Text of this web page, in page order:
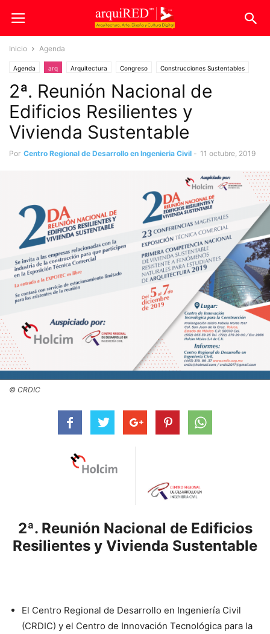
Inicio Agenda
Agenda arq Arquitectura Congreso Construcciones Sustentables
Diseño Exposición
2ª. Reunión Nacional de
Edificios Resilientes y
Vivienda Sustentable
Por Centro Regional de Desarrollo en Ingenieria Civil - 11 octubre, 2019
© CRDIC
2ª. Reunión Nacional de Edificios
Resilientes y Vivienda Sustentable
El Centro Regional de Desarrollo en Ingeniería Civil
(CRDIC) y el Centro de Innovación Tecnológica para la